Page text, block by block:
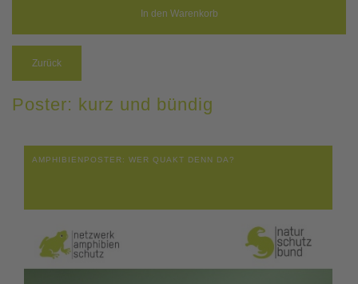
Zurück
Poster: kurz und bündig
AMPHIBIENPOSTER: WER QUAKT DENN DA?